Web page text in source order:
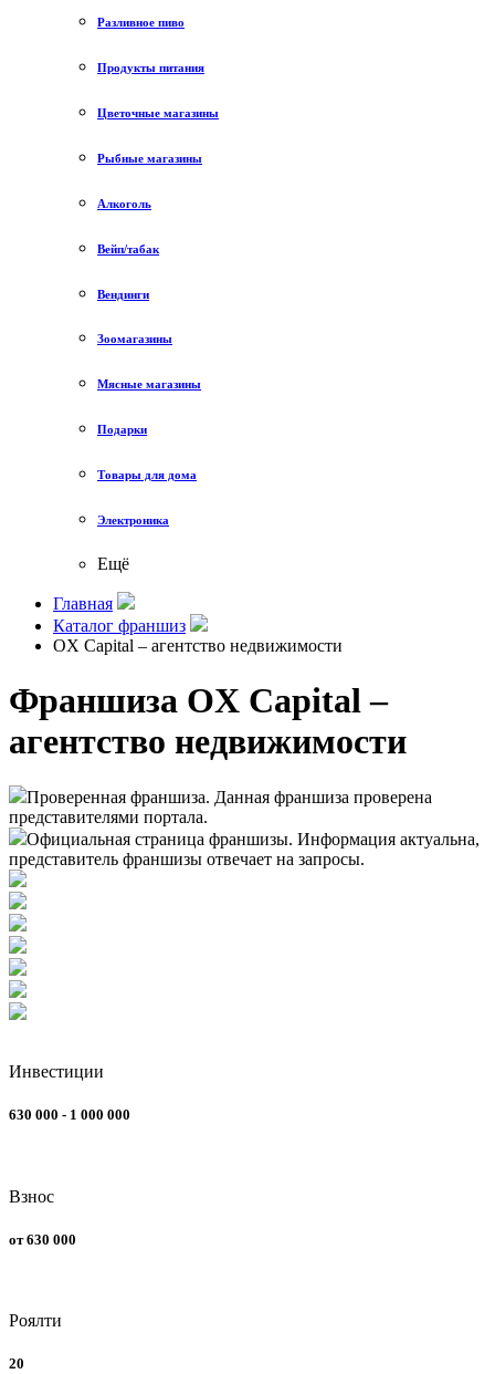
Разливное пиво
Продукты питания
Цветочные магазины
Рыбные магазины
Алкоголь
Вейп/табак
Вендинги
Зоомагазины
Мясные магазины
Подарки
Товары для дома
Электроника
Ещё
Главная
Каталог франшиз
OX Capital – агентство недвижимости
Франшиза OX Capital –
агентство недвижимости
Проверенная франшиза. Данная франшиза проверена
представителями портала.
Официальная страница франшизы. Информация актуальна,
представитель франшизы отвечает на запросы.
Инвестиции
630 000 - 1 000 000
Взнос
от 630 000
Роялти
20